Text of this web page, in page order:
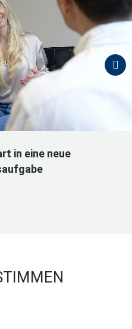
in eine neue